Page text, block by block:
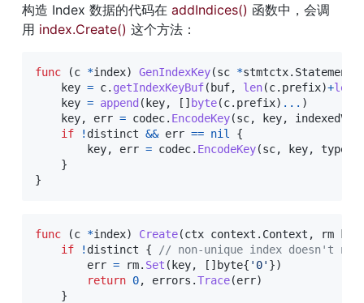
构造 Index 数据的代码在 addIndices() 函数中，会调
用 index.Create() 这个方法：
func (c *index) GenIndexKey(sc *stmtctx.
    key
= c. getIndexKeyBuf(buf, len(c. prefix)+len
    key
= append (key, [ ]byte(c. prefix) ... )
    key
, err = codec. EncodeKey(sc, key,
if
! distinct && err == nil
{
        key
, err = codec. EncodeKey(sc, key, types
}
}
func (c *index) Create(ctx context . Context , rm kv
if
! distinct {
// non-unique index doesn't
        err
= rm. Set (key, [ ]byte{ '0' })
return 0, errors .Trace(err)
}